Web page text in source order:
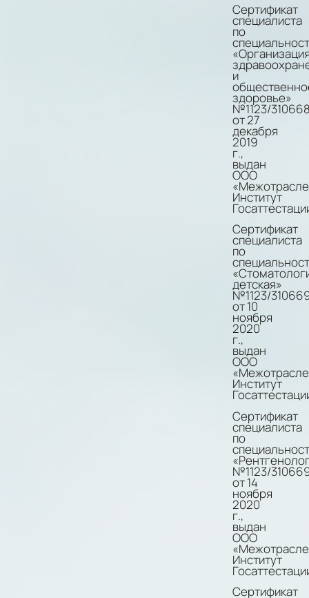
Сертификат
специалиста
по
и
здоровье»
№1123/
от 27
декабря
2019
г.,
выдан
ООО
Институт
Сертификат
специалиста
по
детская»
№1123/
от 10
ноября
2020
г.,
выдан
ООО
Институт
Сертификат
специалиста
по
№1123/
от 14
ноября
2020
г.,
выдан
ООО
Институт
Сертификат